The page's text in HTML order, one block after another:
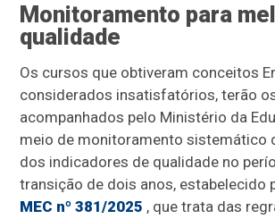
Monitoramento para
qualidade
Os cursos que obtiveram conceitos
considerados insatisfatórios, terão
acompanhados pelo Ministério da
meio de monitoramento sistemático
dos indicadores de qualidade no
transição de dois anos, estabelecido
MEC nº 381/2025 , que trata das